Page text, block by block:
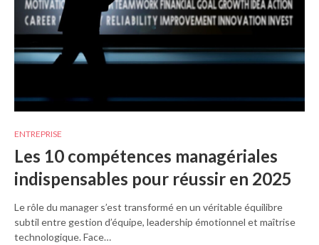
ENTREPRISE
Les 10 compétences managériales
indispensables pour réussir en 2025
Le rôle du manager s’est transformé en un véritable équilibre
subtil entre gestion d’équipe, leadership émotionnel et maîtrise
technologique. Face…